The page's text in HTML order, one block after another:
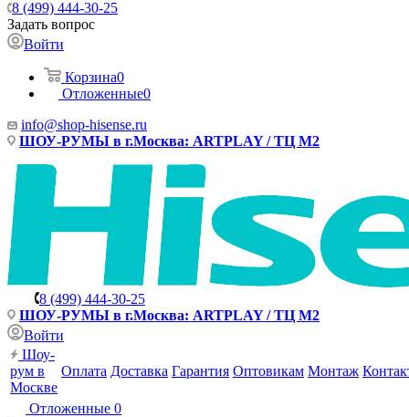
8 (499) 444-30-25
Задать вопрос
Войти
Корзина0
Отложенные0
info@shop-hisense.ru
ШОУ-РУМЫ в г.Москва: ARTPLAY / ТЦ М2
8 (499) 444-30-25
ШОУ-РУМЫ в г.Москва: ARTPLAY / ТЦ М2
Войти
Шоу-
рум в
Москве
Оплата Доставка Гарантия Оптовикам Монтаж
Отложенные 0